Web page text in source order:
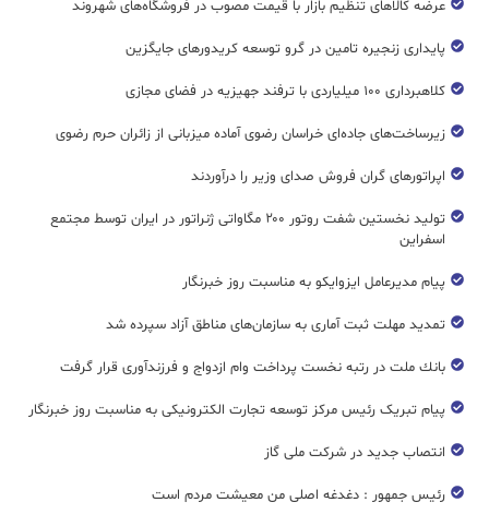
عرضه کالاهای تنظیم بازار با قیمت مصوب در فروشگاه‌های شهروند
پایداری زنجیره تامین در گرو توسعه کریدورهای جایگزین
کلاهبرداری ۱۰۰ میلیاردی با ترفند جهیزیه در فضای مجازی
زیرساخت‌های جاده‌ای خراسان رضوی آماده میزبانی از زائران حرم رضوی
اپراتورهای گران فروش صدای وزیر را درآوردند
تولید نخستین شفت روتور ۲۰۰ مگاواتی ژنراتور در ایران توسط مجتمع
اسفراین
پیام مدیرعامل ایزوایکو به مناسبت روز خبرنگار
تمدید مهلت ثبت آماری به سازمان‌های مناطق آزاد سپرده شد
بانك ملت در رتبه نخست پرداخت وام ازدواج و فرزندآوری قرار گرفت
پیام تبریک رئیس مرکز توسعه تجارت الکترونیکی به مناسبت روز خبرنگار
انتصاب جدید در شرکت ملی گاز
رئیس جمهور : دغدغه اصلی من معیشت مردم است